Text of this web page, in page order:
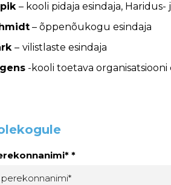
– kooli pidaja esindaja,
– õppenõukogu esindaja
– vilistlaste esindaja
-kooli toetava organisatsiooni
*